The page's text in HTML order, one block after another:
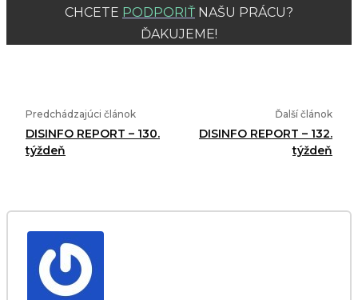
CHCETE PODPORIŤ NAŠU PRÁCU?
ĎAKUJEME!
Predchádzajúci článok
DISINFO REPORT – 130.
týždeň
Ďalší článok
DISINFO REPORT – 132.
týždeň